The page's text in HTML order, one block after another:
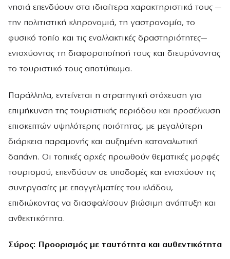
νησιά επενδύουν στα ιδιαίτερα χαρακτηριστικά τους —
την πολιτιστική κληρονομιά, τη γαστρονομία, το
φυσικό τοπίο και τις εναλλακτικές δραστηριότητες—
ενισχύοντας τη διαφοροποίησή τους και διευρύνοντας
το τουριστικό τους αποτύπωμα.
Παράλληλα, εντείνεται η στρατηγική στόχευση για
επιμήκυνση της τουριστικής περιόδου και προσέλκυση
επισκεπτών υψηλότερης ποιότητας, με μεγαλύτερη
διάρκεια παραμονής και αυξημένη καταναλωτική
δαπάνη. Οι τοπικές αρχές προωθούν θεματικές μορφές
τουρισμού, επενδύουν σε υποδομές και ενισχύουν τις
συνεργασίες με επαγγελματίες του κλάδου,
επιδιώκοντας να διασφαλίσουν βιώσιμη ανάπτυξη και
ανθεκτικότητα.
Σύρος: Προορισμός με ταυτότητα και αυθεντικότητα